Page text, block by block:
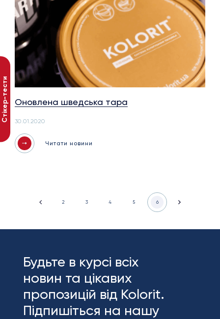
Оновлена шведська тара
30.01.2020
Читати новини
2 3 4 5 6
Будьте в курсі всіх
новин та цікавих
пропозицій від Kolorit.
Підпишіться на нашу
Стікер-тести